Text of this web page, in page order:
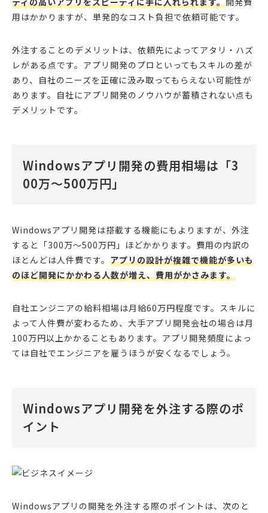
用はかかりますが、単発的なコスト負担で依頼可能です。
外注することのデメリットは、依頼先によってアタリ・ハズ
レがある点です。アプリ開発のプロといってもスキルの差が
あり、自社のニーズを正確に汲み取ってもらえない可能性が
あります。自社にアプリ開発のノウハウが蓄積されない点も
デメリットです。
Windowsアプリ開発の費用相場は「3
00万〜500万円」
Windowsアプリ開発は搭載する機能にもよりますが、外注
すると「300万〜500万円」ほどかかります。費用の内訳の
ほとんどは人件費です。 アプリの設計が複雑で機能が多いも
のほど開発にかかわる人数が増え、費用がかさみます。
自社エンジニアの給料相場は月給60万円程度です。スキルに
よって人件費が変わるため、大手アプリ開発会社の場合は月
100万円以上かかることもあります。アプリ開発頻度によっ
ては自社でエンジニアを雇うほうが安くなるでしょう。
Windowsアプリ開発を外注する際のポ
イント
Windowsアプリの開発を外注する際のポイントは、次のと